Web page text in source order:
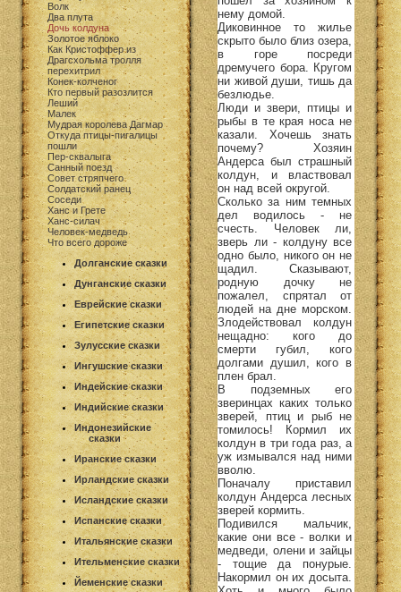
Волк
Два плута
Дочь колдуна
Золотое яблоко
Как Кристоффер из
Драгсхольма тролля
перехитрил
Конек-колченог
Кто первый разозлится
Леший
Малек
Мудрая королева Дагмар
Откуда птицы-пигалицы
пошли
Пер-сквалыга
Санный поезд
Совет стряпчего
Солдатский ранец
Соседи
Ханс и Грете
Ханс-силач
Человек-медведь
Что всего дороже
Долганские сказки
Дунганские сказки
Еврейские сказки
Египетские сказки
Зулусские сказки
Ингушские сказки
Индейские сказки
Индийские сказки
Индонезийские
сказки
Иранские сказки
Ирландские сказки
Исландские сказки
Испанские сказки
Итальянские сказки
Ительменские сказки
Йеменские сказки
нему домой.
Диковинное то жилье
скрыто было близ озера,
в горе посреди
дремучего бора. Кругом
ни живой души, тишь да
безлюдье.
Люди и звери, птицы и
рыбы в те края носа не
казали. Хочешь знать
почему? Хозяин
Андерса был страшный
колдун, и властвовал
он над всей округой.
Сколько за ним темных
дел водилось - не
счесть. Человек ли,
зверь ли - колдуну все
одно было, никого он не
щадил. Сказывают,
родную дочку не
пожалел, спрятал от
людей на дне морском.
Злодействовал колдун
нещадно: кого до
смерти губил, кого
долгами душил, кого в
плен брал.
В подземных его
зверинцах каких только
зверей, птиц и рыб не
томилось! Кормил их
колдун в три года раз, а
уж измывался над ними
вволю.
Поначалу приставил
колдун Андерса лесных
зверей кормить.
Подивился мальчик,
какие они все - волки и
медведи, олени и зайцы
- тощие да понурые.
Накормил он их досыта.